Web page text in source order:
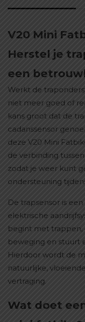
V20 Mini
Herstel je
een
Werkt de
niet meer goed of
kans groot dat de
cadanssensor
deze V20 Mini
de verbinding
zodat je weer kunt
ondersteuning
De trapsensor is
elektrische
begint met trappen,
beweging en stuurt
Hierdoor wordt de
natuurlijke,
vertraging.
Wat doet